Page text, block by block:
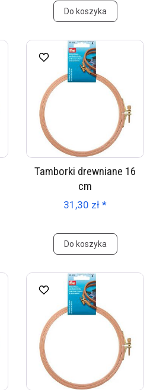
Do koszyka
Tamborki drewniane 16
cm
31,30 zł *
Do koszyka